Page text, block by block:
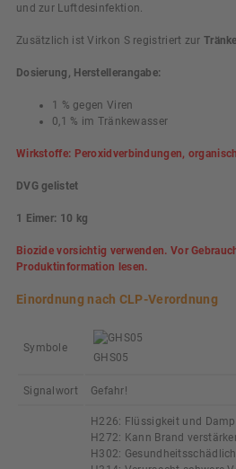
und zur Luftdesinfektion.
Zusätzlich ist Virkon S registriert zur
Dosierung, Herstellerangabe:
1 % gegen Viren
0,1 % im Tränkewasser
Wirkstoffe: Peroxidverbindungen,
DVG gelistet
1 Eimer: 10 kg
Biozide vorsichtig verwenden. Vor
Produktinformation lesen.
Einordnung nach CLP-Verordnung
Symbole
GHS05
Signalwort Gefahr!
H226: Flüssigkeit und
H272: Kann Brand
H302: